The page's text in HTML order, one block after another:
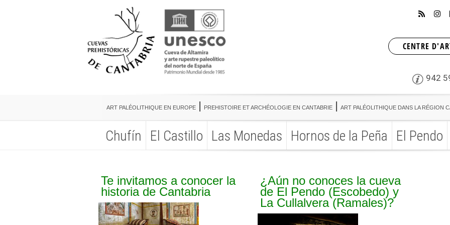
CENTRE
942
ART PALÉOLITHIQUE EN EUROPE
ART PALÉOLITHIQUE EN EUROPE
PREHISTOIRE ET ARCHÉOLOGIE EN CANTABRIE
PREHISTOIRE ET ARCHÉOLOGIE EN CANTABRIE
ART PALÉOLITHIQUE DANS LA RÉGION
ART PALÉOLITHIQUE DANS LA RÉGION
Chufín
El Castillo
Las Monedas
Hornos de la Peña
El Pendo
Te invitamos a conocer la
historia de Cantabria
¿Aún no conoces la cueva
de El Pendo (Escobedo) y
La Cullalvera (Ramales)?